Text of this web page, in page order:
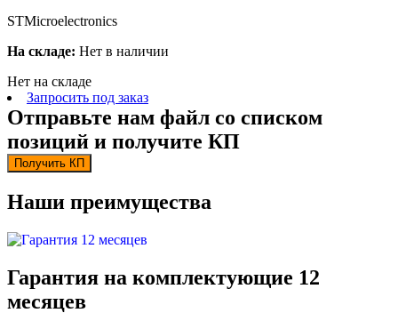
STMicroelectronics
На складе: Нет в наличии
Нет на складе
Запросить под заказ
Отправьте нам файл со списком
позиций и получите КП
Получить КП
Наши преимущества
Гарантия на комплектующие 12
месяцев